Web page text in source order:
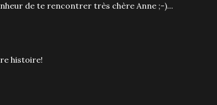
de te rencontrer très chère Anne ;-)...
histoire!